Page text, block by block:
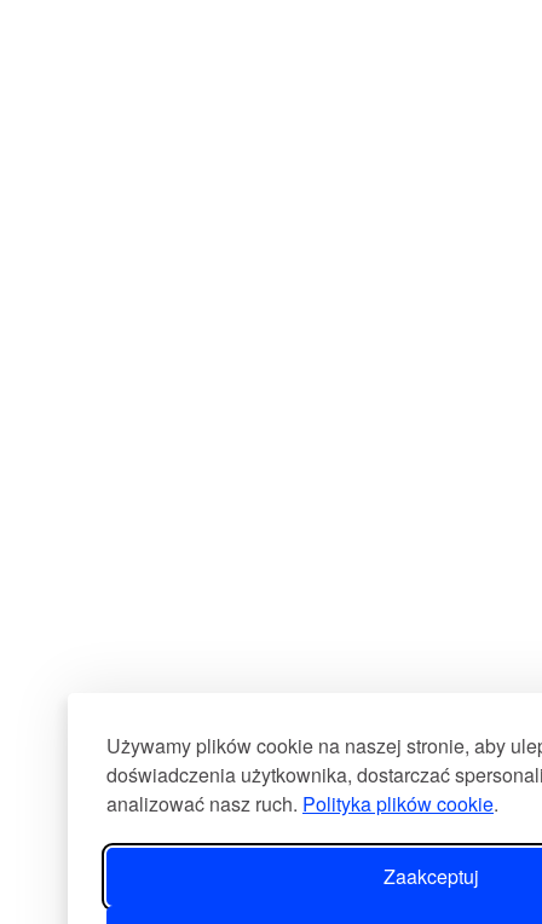
Używamy plików cookie na naszej stronie, aby
doświadczenia użytkownika, dostarczać
analizować nasz ruch. Polityka plików cookie.
Zaakceptuj